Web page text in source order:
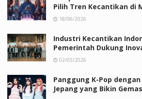
Pilih Tren Kecantikan di
18/06/2026
Industri Kecantikan
Pemerintah Dukung
02/05/2026
Panggung K-Pop
Jepang yang Bikin